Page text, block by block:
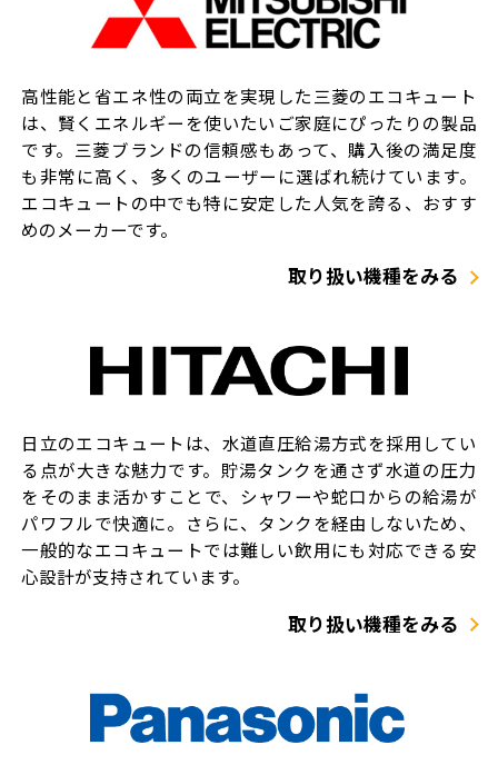
高性能と省エネ性の両立を実現した三菱のエコキュート
は、賢くエネルギーを使いたいご家庭にぴったりの製品
です。三菱ブランドの信頼感もあって、購入後の満足度
も非常に高く、多くのユーザーに選ばれ続けています。
エコキュートの中でも特に安定した人気を誇る、おすす
めのメーカーです。
取り扱い機種をみる
日立のエコキュートは、水道直圧給湯方式を採用してい
る点が大きな魅力です。貯湯タンクを通さず水道の圧力
をそのまま活かすことで、シャワーや蛇口からの給湯が
パワフルで快適に。さらに、タンクを経由しないため、
一般的なエコキュートでは難しい飲用にも対応できる安
心設計が支持されています。
取り扱い機種をみる